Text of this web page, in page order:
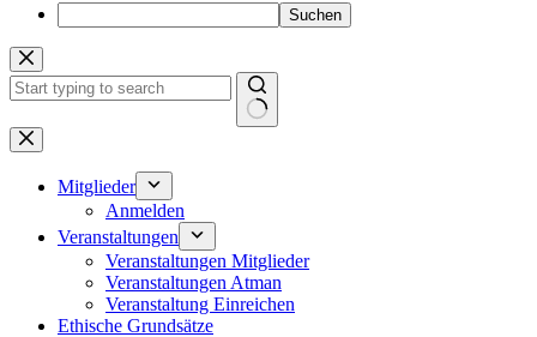
Suchen
Zum
Inhalt
springen
Keine
Ergebnisse
Mitglieder
Anmelden
Veranstaltungen
Veranstaltungen Mitglieder
Veranstaltungen Atman
Veranstaltung Einreichen
Ethische Grundsätze